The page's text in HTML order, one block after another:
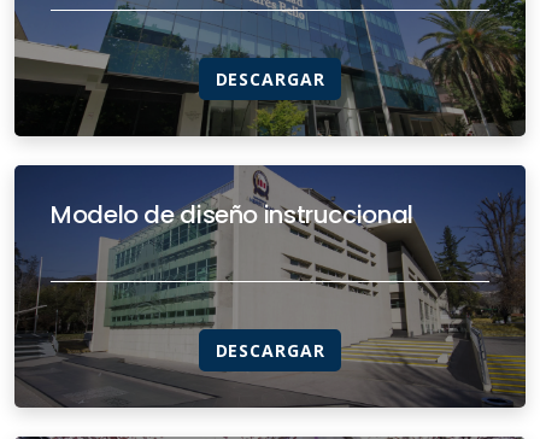
DESCARGAR
Modelo de diseño instruccional
DESCARGAR